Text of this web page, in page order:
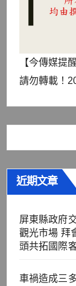
【今傳媒提
請勿轉載！
近期文章
屏東縣政府
觀光市場 拜
頭共拓國際
車禍造成三